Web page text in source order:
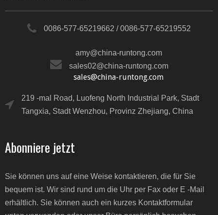
0086-577-65219662 / 0086-577-65219552
amy@china-runtong.com
sales02@china-runtong.com
sales@china-runtong.com
219 -mal Road, Luofeng North Industrial Park, Stadt
Tangxia, Stadt Wenzhou, Provinz Zhejiang, China
Abonniere jetzt
Sie können uns auf eine Weise kontaktieren, die für Sie
bequem ist. Wir sind rund um die Uhr per Fax oder E -Mail
erhältlich. Sie können auch ein kurzes Kontaktformular